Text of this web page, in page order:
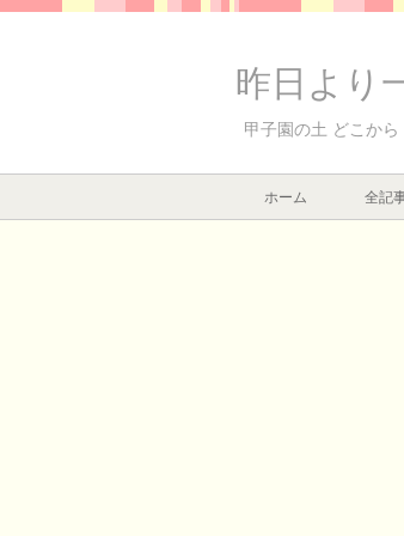
昨日より
甲子園の土 どこから
ホーム 全記